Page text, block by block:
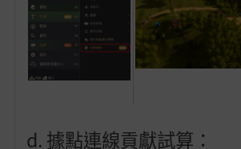
d. 據點連線貢獻試算：